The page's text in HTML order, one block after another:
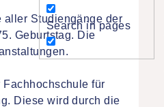
Search in pages
aller Studiengänge der
Geburtstag. Die
für
Diese wird durch die